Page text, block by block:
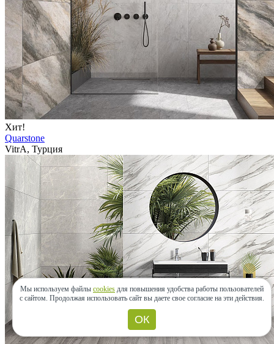
Хит!
Quarstone
VitrA, Турция
Мы используем файлы cookies для повышения удобства работы пользователей
с сайтом. Продолжая использовать сайт вы даете свое согласие на эти действия.
ОК